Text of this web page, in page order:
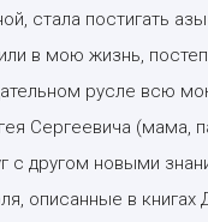
стала постигать
в мою жизнь,
русле всю
Сергеевича (мама,
с другом новыми
описанные в